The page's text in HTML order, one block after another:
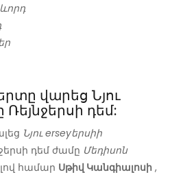
վարեց Նյու
դեմ:
Նյու erseyերսիի
դեմ ժամը Մեդիսոն
համար Սթիվ Կանգիալոսի ,